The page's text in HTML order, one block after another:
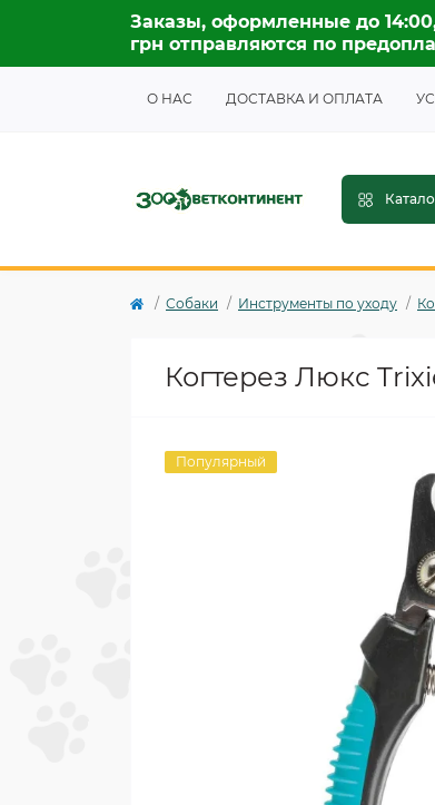
Заказы, оформленные до
грн отправляются по
О НАС ДОСТАВКА И ОПЛАТА
Собаки Инструменты по уходу
Когтерез Люкс
Популярный